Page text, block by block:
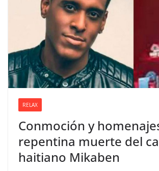
RELAX
Conmoción y
repentina muerte del
haitiano Mikaben